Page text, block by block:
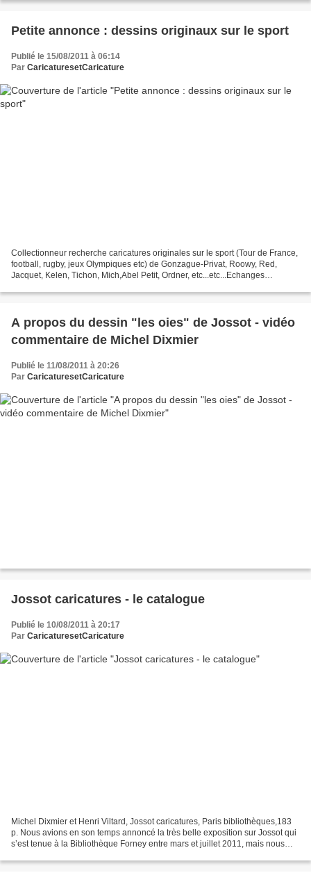
Petite annonce : dessins originaux sur le sport
Publié le 15/08/2011 à 06:14
Par CaricaturesetCaricature
Collectionneur recherche caricatures originales sur le sport (Tour de France,
football, rugby, jeux Olympiques etc) de Gonzague-Privat, Roowy, Red,
Jacquet, Kelen, Tichon, Mich,Abel Petit, Ordner, etc...etc...Echanges
A propos du dessin "les oies" de Jossot - vidéo
commentaire de Michel Dixmier
Publié le 11/08/2011 à 20:26
Par CaricaturesetCaricature
Jossot caricatures - le catalogue
Publié le 10/08/2011 à 20:17
Par CaricaturesetCaricature
Michel Dixmier et Henri Viltard, Jossot caricatures, Paris bibliothèques,183
p. Nous avions en son temps annoncé la très belle exposition sur Jossot qui
s’est tenue à la Bibliothèque Forney entre mars et juillet 2011, mais nous